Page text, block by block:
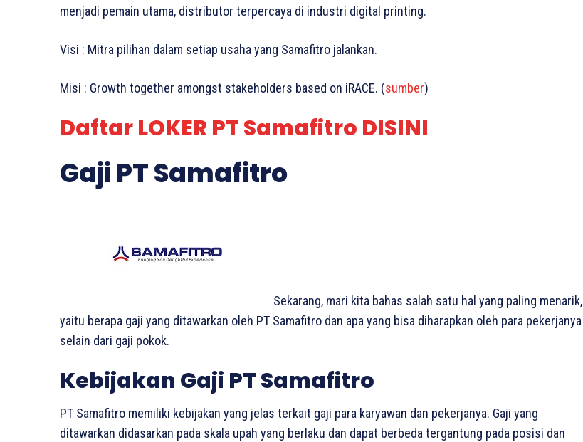
menjadi pemain utama, distributor terpercaya di industri digital printing.
Visi : Mitra pilihan dalam setiap usaha yang Samafitro jalankan.
Misi : Growth together amongst stakeholders based on iRACE. (sumber)
Daftar LOKER PT Samafitro DISINI
Gaji PT Samafitro
Sekarang, mari kita bahas salah satu hal yang paling menarik,
yaitu berapa gaji yang ditawarkan oleh PT Samafitro dan apa yang bisa diharapkan oleh para pekerjanya
selain dari gaji pokok.
Kebijakan Gaji PT Samafitro
PT Samafitro memiliki kebijakan yang jelas terkait gaji para karyawan dan pekerjanya. Gaji yang
ditawarkan didasarkan pada skala upah yang berlaku dan dapat berbeda tergantung pada posisi dan